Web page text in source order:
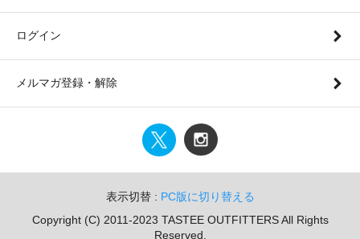
ログイン
メルマガ登録・解除
表示切替 : PC版に切り替える
Copyright (C) 2011-2023 TASTEE OUTFITTERS All Rights
Reserved.